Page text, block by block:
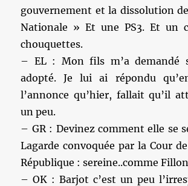
gouvernement et la dissolution de
Nationale » Et une PS3. Et un
chouquettes.
– EL : Mon fils m’a demandé
adopté. Je lui ai répondu
l’annonce qu’hier, fallait qu’il
un peu.
– GR : Devinez comment elle se
Lagarde convoquée par la Cour
République : sereine..comme
– OK : Barjot c’est un peu